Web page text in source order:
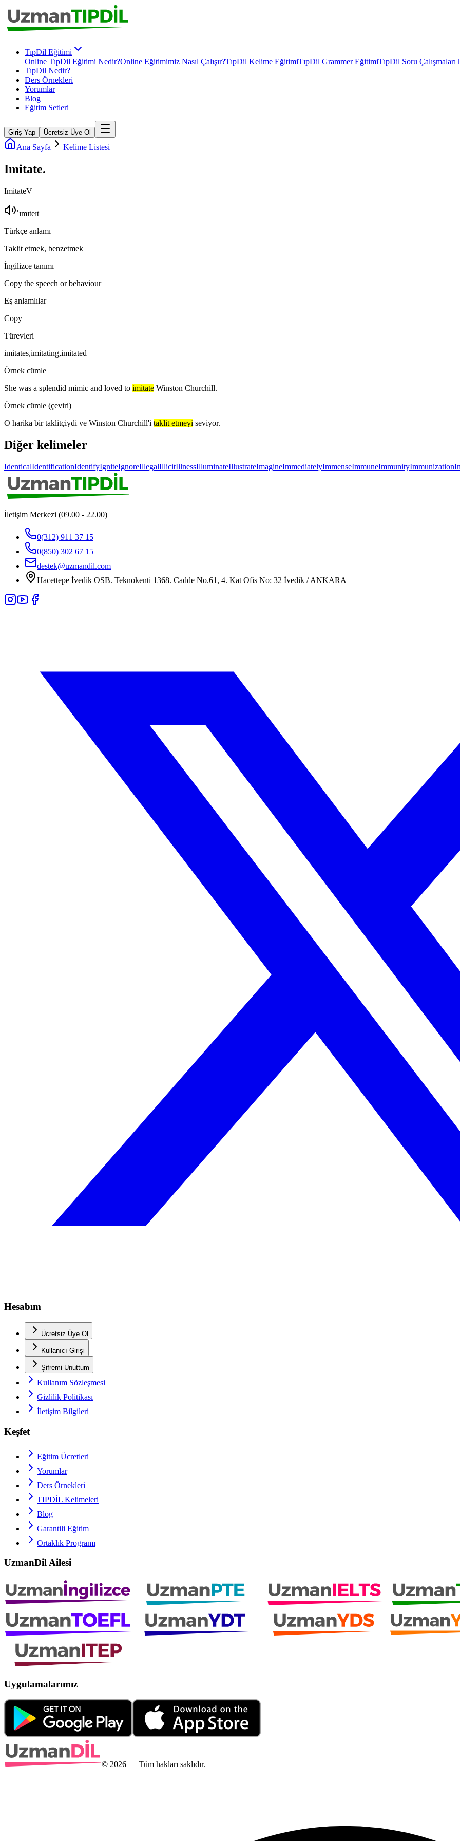
TıpDil Eğitimi
Online TıpDil Eğitimi Nedir?Online Eğitimimiz Nasıl Çalışır?TıpDil Kelime EğitimiTıpDil Grammer EğitimiTıpDil Soru Çalışmaları
TıpDil Nedir?
Ders Örnekleri
Yorumlar
Blog
Eğitim Setleri
Giriş Yap Ücretsiz Üye Ol
Ana Sayfa Kelime Listesi
Imitate.
ImitateV
ˈɪmɪteɪt
Türkçe anlamı
Taklit etmek, benzetmek
İngilizce tanımı
Copy the speech or behaviour
Eş anlamlılar
Copy
Türevleri
imitates,imitating,imitated
Örnek cümle
She was a splendid mimic and loved to imitate Winston Churchill.
Örnek cümle (çeviri)
O harika bir taklitçiydi ve Winston Churchill'i taklit etmeyi seviyor.
Diğer kelimeler
IdenticalIdentificationIdentifyIgniteIgnoreIllegalIllicitIllnessIlluminateIllustrateImagineImmediatelyImmenseImmuneImmunityImmunization
İletişim Merkezi (09.00 - 22.00)
0(312) 911 37 15
0(850) 302 67 15
destek@uzmandil.com
Hacettepe İvedik OSB. Teknokenti 1368. Cadde No.61, 4. Kat Ofis No: 32 İvedik / ANKARA
Hesabım
Ücretsiz Üye Ol
Kullanıcı Girişi
Şifremi Unuttum
Kullanım Sözleşmesi
Gizlilik Politikası
İletişim Bilgileri
Keşfet
Eğitim Ücretleri
Yorumlar
Ders Örnekleri
TIPDİL Kelimeleri
Blog
Garantili Eğitim
Ortaklık Programı
UzmanDil Ailesi
Uygulamalarımız
© 2026 — Tüm hakları saklıdır.